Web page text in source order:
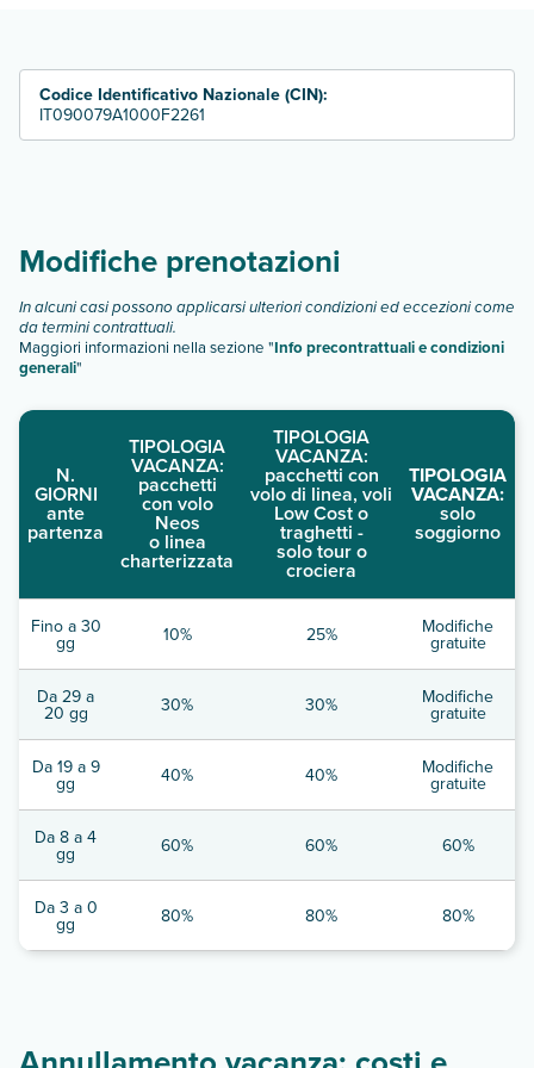
Codice Identificativo Nazionale (CIN):
IT090079A1000F2261
Modifiche prenotazioni
In alcuni casi possono applicarsi ulteriori condizioni ed eccezioni come
da termini contrattuali.
Maggiori informazioni nella sezione "Info precontrattuali e condizioni
generali"
N.
GIORNI
ante
partenza
TIPOLOGIA
VACANZA:
pacchetti
con volo
Neos
o linea
charterizzata
TIPOLOGIA
VACANZA:
pacchetti con
volo di linea, voli
Low Cost o
traghetti -
solo tour o
crociera
TIPOLOGIA
VACANZA:
solo
soggiorno
Fino a 30
gg 10% 25% Modifiche
gratuite
Da 29 a
20 gg 30% 30% Modifiche
gratuite
Da 19 a 9
gg 40% 40% Modifiche
gratuite
Da 8 a 4
gg 60% 60% 60%
Da 3 a 0
gg 80% 80% 80%